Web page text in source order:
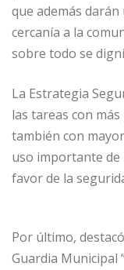
que además
cercanía a la
sobre todo se
La Estrategia
las tareas con
también con
uso importante de
favor de la
Por último,
Guardia Municipal